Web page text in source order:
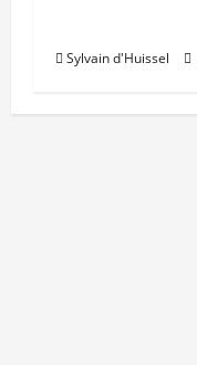
Sylvain d'Huissel